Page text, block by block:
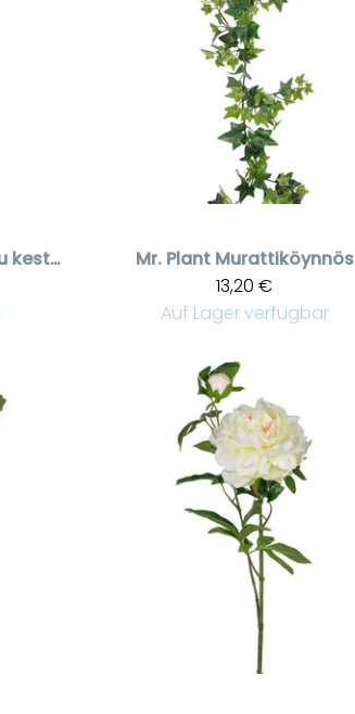
Rosa morsiushuntu kestokukka
Mr. Plant Murattiköynnös
13,20 €
Auf Lager verfügbar